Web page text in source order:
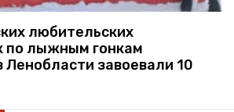
любительских
по лыжным гонкам
Ленобласти завоевали 10